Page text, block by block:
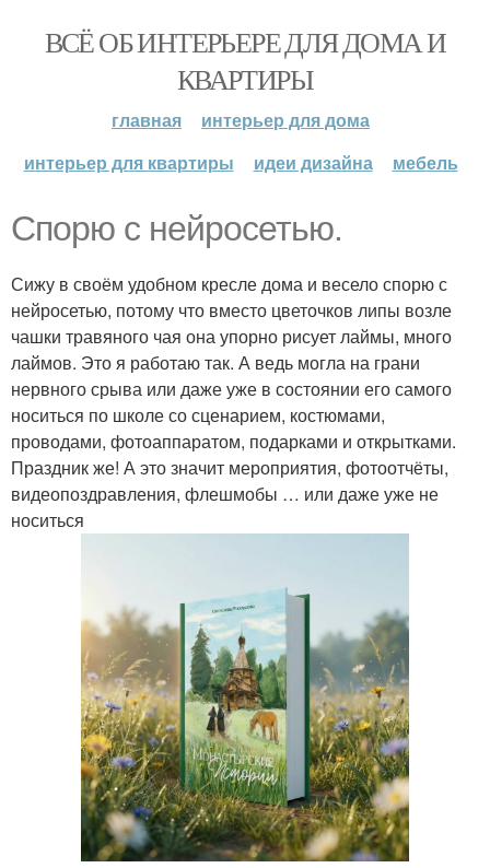
ВСЁ ОБ ИНТЕРЬЕРЕ ДЛЯ ДОМА И
КВАРТИРЫ
главная
интерьер для дома
интерьер для квартиры
идеи дизайна мебель
Спорю с нейросетью.
Сижу в своём удобном кресле дома и весело спорю с
нейросетью, потому что вместо цветочков липы возле
чашки травяного чая она упорно рисует лаймы, много
лаймов. Это я работаю так. А ведь могла на грани
нервного срыва или даже уже в состоянии его самого
носиться по школе со сценарием, костюмами,
проводами, фотоаппаратом, подарками и открытками.
Праздник же! А это значит мероприятия, фотоотчёты,
видеопоздравления, флешмобы … или даже уже не
носиться